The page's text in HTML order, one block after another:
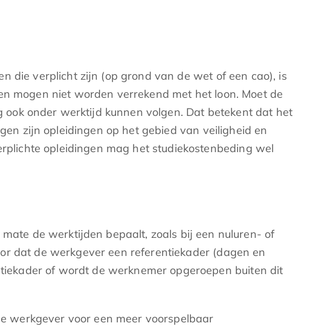
die verplicht zijn (op grond van de wet of een cao), is
mogen niet worden verrekend met het loon. Moet de
onder werktijd kunnen volgen. Dat betekent dat het
zijn opleidingen op het gebied van veiligheid en
opleidingen mag het studiekostenbeding wel
de werktijden bepaalt, zoals bij een nuluren- of
dat de werkgever een referentiekader (dagen en
of wordt de werknemer opgeroepen buiten dit
werkgever voor een meer voorspelbaar